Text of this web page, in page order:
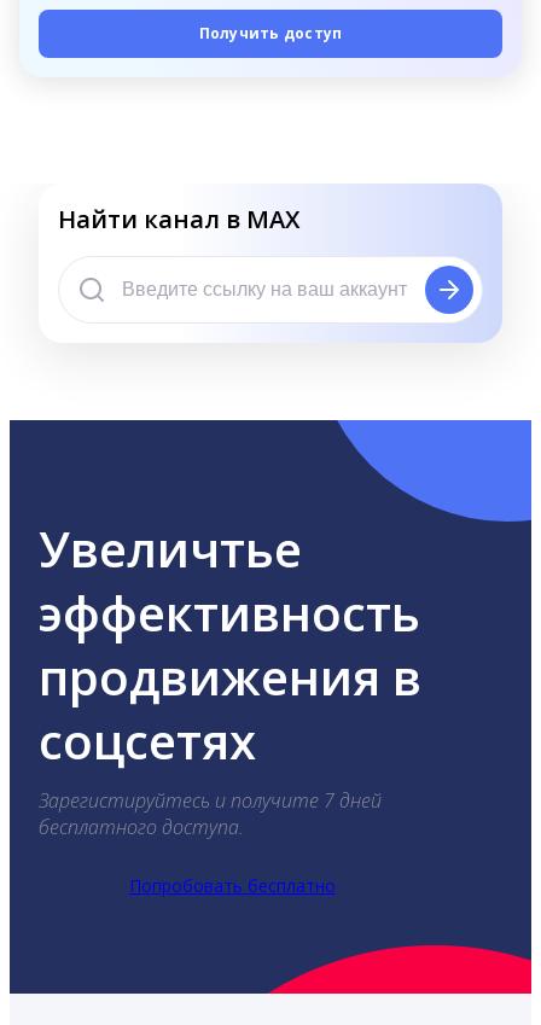
Получить доступ
Найти канал в MAX
Увеличтье
эффективность
продвижения в
соцсетях
Зарегистируйтесь и получите 7 дней
бесплатного доступа.
Попробовать бесплатно